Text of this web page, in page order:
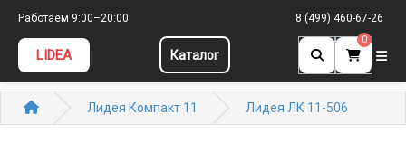
Работаем 9:00–20:00 8 (499) 460-67-26
LIDEA Каталог
0
Лидея Компакт 11 Лидея ЛК 11-506